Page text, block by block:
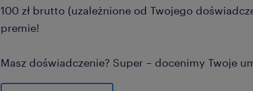
100 zł brutto (uzależnione od Twojego
premie!
Masz doświadczenie? Super – docenimy Twoje
Dopiero skończyłeś / skończyłaś szkołę